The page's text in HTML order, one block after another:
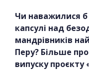
Чи наважилися б
капсулі над
мандрівників
Перу? Більше
випуску проєкту